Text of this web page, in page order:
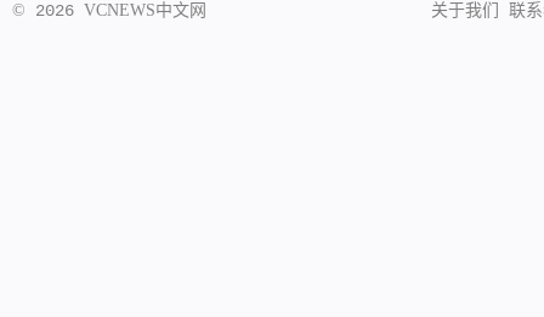
© 2026 VCNEWS中文网 关于我们 联